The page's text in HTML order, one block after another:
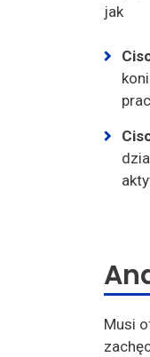
jak
Musi